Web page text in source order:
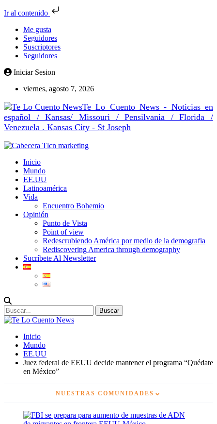
Ir al contenido
Me gusta
Seguidores
Suscriptores
Seguidores
Iniciar Sesion
viernes, agosto 7, 2026
Te Lo Cuento News - Noticias en
español / Kansas/ Missouri / Pensilvania / Florida /
Venezuela . Kansas City - St Joseph
Inicio
Mundo
EE.UU
Latinoamérica
Vida
Encuentro Bohemio
Opinión
Punto de Vista
Point of view
Redescrubiendo América por medio de la demografia
Rediscovering America through demography
Sucríbete Al Newsletter
Inicio
Mundo
EE.UU
Juez federal de EEUU decide mantener el programa “Quédate
en México”
NUESTRAS COMUNIDADES ⌄